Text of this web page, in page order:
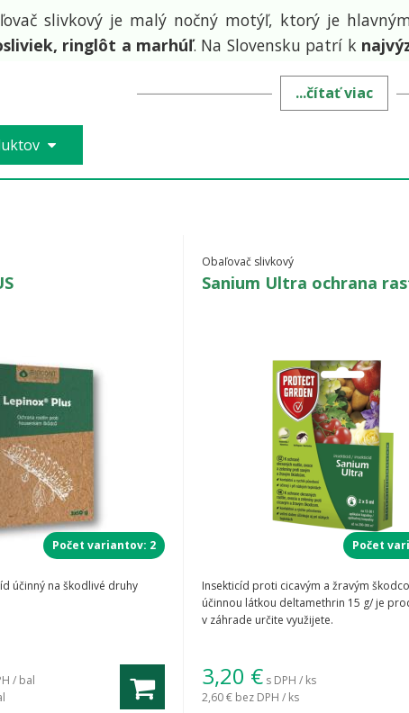
slivkový je malý nočný motýľ, ktorý je
ringlôt a marhúľ. Na Slovensku patrí k
načasovanej ochrany dokáže znehodnotiť 50 %
pričom najväčšie škody spôsobuje
spoznať obaľovača slivkového a jeho
obaľovača identifikujeme podľa predčasného
na šupke sliviek.
Vzhľad poškodenia 1. generáciou:
prvej generácie napádajú mladé, ešte zelené a
...čítať viac
Počet variantov: 2
účinný na škodlivé druhy
/ bal
Obaľovač slivkový
Sanium Ultra ochrana
Počet
Insekticíd proti cicavým a žravým
účinnou látkou deltamethrin 15 g/ je
v záhrade určite využijete.
3,20 € s DPH / ks
2,60 € bez DPH / ks